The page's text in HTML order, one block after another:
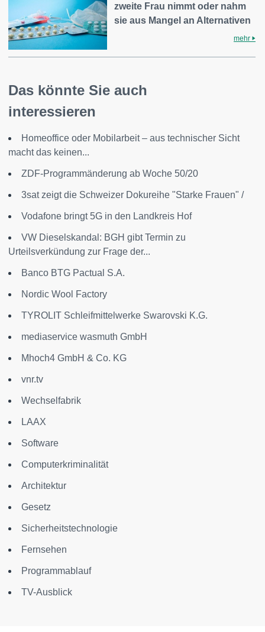
zweite Frau nimmt oder nahm
sie aus Mangel an Alternativen
mehr
Das könnte Sie auch
interessieren
Homeoffice oder Mobilarbeit – aus technischer Sicht
macht das keinen...
ZDF-Programmänderung ab Woche 50/20
3sat zeigt die Schweizer Dokureihe "Starke Frauen" /
Vodafone bringt 5G in den Landkreis Hof
VW Dieselskandal: BGH gibt Termin zu
Urteilsverkündung zur Frage der...
Banco BTG Pactual S.A.
Nordic Wool Factory
TYROLIT Schleifmittelwerke Swarovski K.G.
mediaservice wasmuth GmbH
Mhoch4 GmbH & Co. KG
vnr.tv
Wechselfabrik
LAAX
Software
Computerkriminalität
Architektur
Gesetz
Sicherheitstechnologie
Fernsehen
Programmablauf
TV-Ausblick